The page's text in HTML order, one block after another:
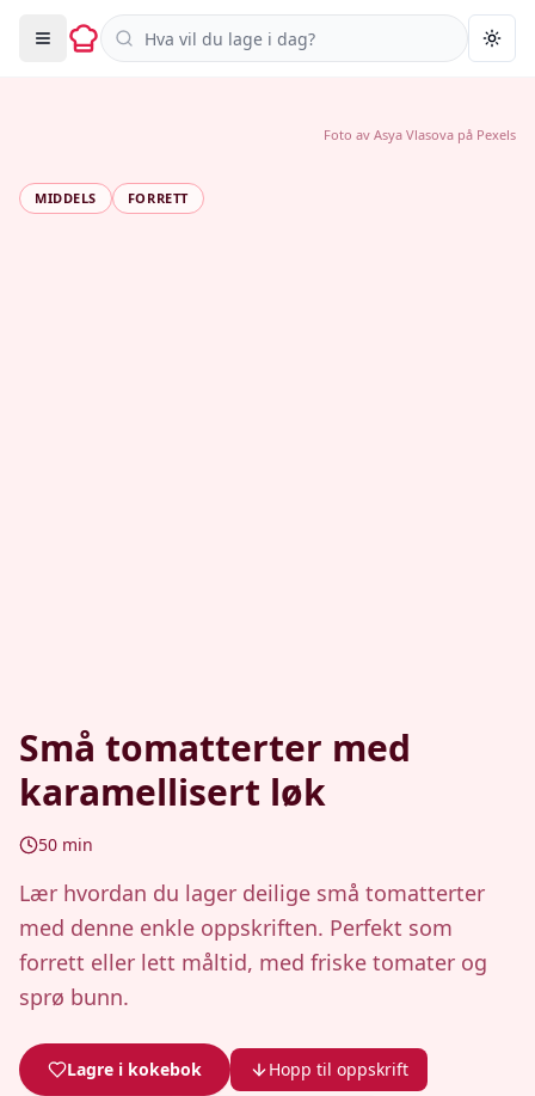
Søk i oppskrifter
MIDDELS FORRETT
Små tomatterter med
karamellisert løk
50 min
Lær hvordan du lager deilige små tomatterter
med denne enkle oppskriften. Perfekt som
forrett eller lett måltid, med friske tomater og
sprø bunn.
Lagre i kokebok Hopp til oppskrift
Foto av Asya Vlasova på Pexels